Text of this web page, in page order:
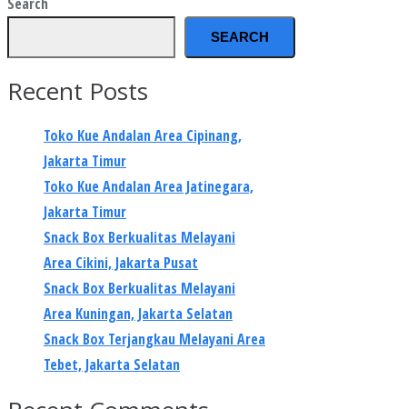
SEARCH
Recent Posts
Toko Kue Andalan Area Cipinang,
Jakarta Timur
Toko Kue Andalan Area Jatinegara,
Jakarta Timur
Snack Box Berkualitas Melayani
Area Cikini, Jakarta Pusat
Snack Box Berkualitas Melayani
Area Kuningan, Jakarta Selatan
Snack Box Terjangkau Melayani Area
Tebet, Jakarta Selatan